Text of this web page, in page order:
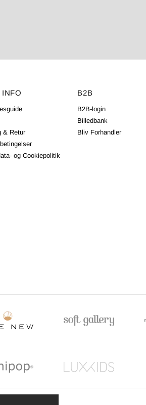
& Retur
og Cookiepolitik
B2B
B2B-login
Billedbank
Bliv Forhandler